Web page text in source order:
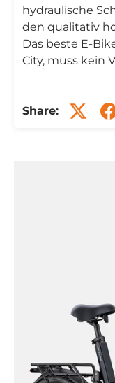
hydraulische
den qualitativ
Das beste E-
City, muss kein
Share: